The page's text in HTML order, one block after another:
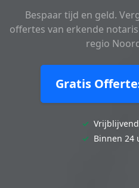
Bespaar tijd en geld.
offertes van erkende
regio
Gratis
✓
✓ Binnen 24